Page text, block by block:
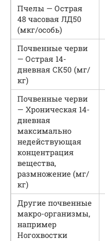
Пчелы — Острая
48 часовая ЛД50
(мкг/особь)
Почвенные черви
— Острая 14-
дневная СК50 (мг/
кг)
Почвенные черви
— Хроническая 14-
дневная
максимально
недействующая
концентрация
вещества,
размножение (мг/
кг)
Другие почвенные
макро-организмы,
например
Ногохвостки